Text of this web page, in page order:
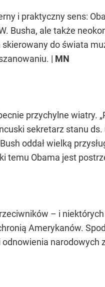
i praktyczny sens:
Busha, ale także
do świata
| MN
przychylne wiatry.
sekretarz stanu
oddał wielką
temu Obama jest
– i
Amerykanów.